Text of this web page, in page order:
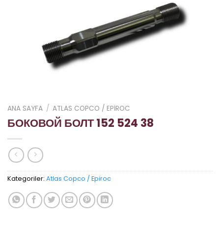
ANA SAYFA / ATLAS COPCO / EPIROC
БОКОВОЙ БОЛТ 152 524 38
Kategoriler: Atlas Copco / Epiroc